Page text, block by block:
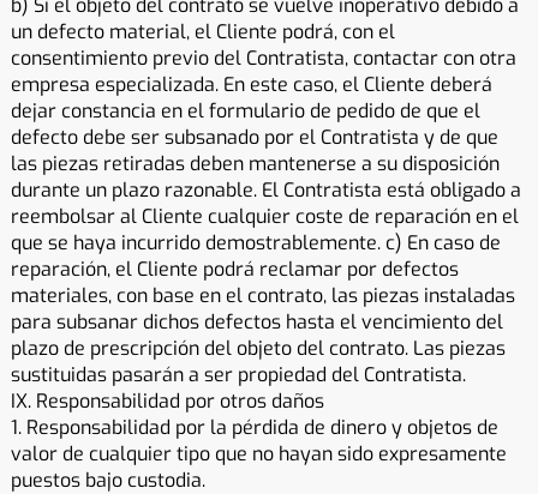
b) Si el objeto del contrato se vuelve inoperativo debido a
un defecto material, el Cliente podrá, con el
consentimiento previo del Contratista, contactar con otra
empresa especializada. En este caso, el Cliente deberá
dejar constancia en el formulario de pedido de que el
defecto debe ser subsanado por el Contratista y de que
las piezas retiradas deben mantenerse a su disposición
durante un plazo razonable. El Contratista está obligado a
reembolsar al Cliente cualquier coste de reparación en el
que se haya incurrido demostrablemente. c) En caso de
reparación, el Cliente podrá reclamar por defectos
materiales, con base en el contrato, las piezas instaladas
para subsanar dichos defectos hasta el vencimiento del
plazo de prescripción del objeto del contrato. Las piezas
sustituidas pasarán a ser propiedad del Contratista.
IX. Responsabilidad por otros daños
1. Responsabilidad por la pérdida de dinero y objetos de
valor de cualquier tipo que no hayan sido expresamente
puestos bajo custodia.